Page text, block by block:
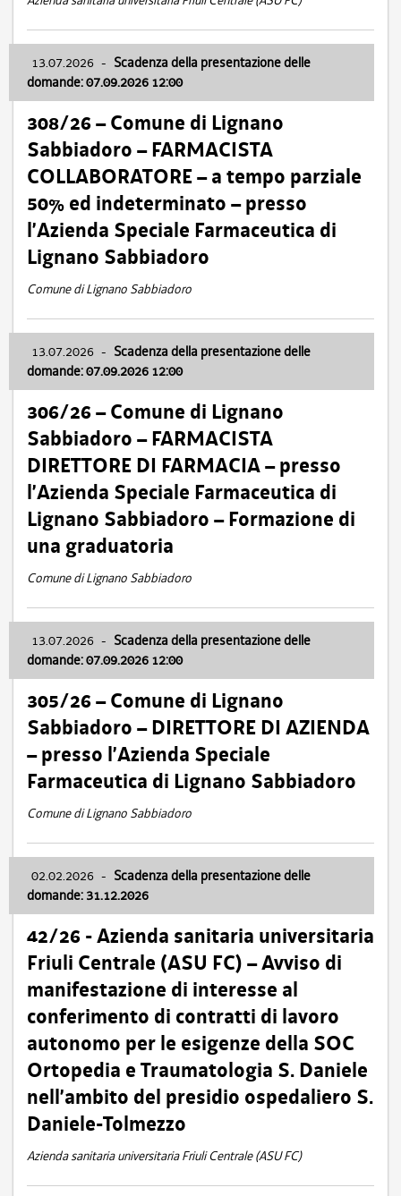
13.07.2026 - Scadenza della presentazione delle
domande: 07.09.2026 12:00
308/26 – Comune di Lignano
Sabbiadoro – FARMACISTA
COLLABORATORE – a tempo parziale
50% ed indeterminato – presso
l’Azienda Speciale Farmaceutica di
Lignano Sabbiadoro
Comune di Lignano Sabbiadoro
13.07.2026 - Scadenza della presentazione delle
domande: 07.09.2026 12:00
306/26 – Comune di Lignano
Sabbiadoro – FARMACISTA
DIRETTORE DI FARMACIA – presso
l’Azienda Speciale Farmaceutica di
Lignano Sabbiadoro – Formazione di
una graduatoria
Comune di Lignano Sabbiadoro
13.07.2026 - Scadenza della presentazione delle
domande: 07.09.2026 12:00
305/26 – Comune di Lignano
Sabbiadoro – DIRETTORE DI AZIENDA
– presso l’Azienda Speciale
Farmaceutica di Lignano Sabbiadoro
Comune di Lignano Sabbiadoro
02.02.2026 - Scadenza della presentazione delle
domande: 31.12.2026
42/26 - Azienda sanitaria universitaria
Friuli Centrale (ASU FC) – Avviso di
manifestazione di interesse al
conferimento di contratti di lavoro
autonomo per le esigenze della SOC
Ortopedia e Traumatologia S. Daniele
nell’ambito del presidio ospedaliero S.
Daniele-Tolmezzo
Azienda sanitaria universitaria Friuli Centrale (ASU FC)